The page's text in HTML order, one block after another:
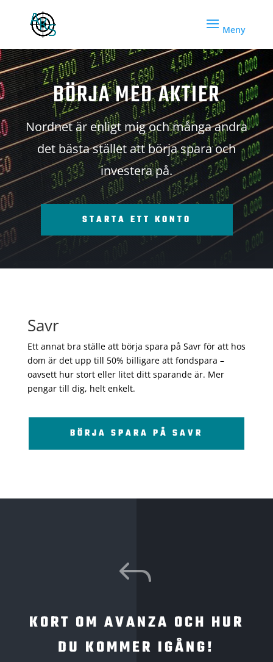
BÖRJA MED AKTIER
Nordnet är enligt mig och många andra
det bästa stället att börja spara och
investera på.
STARTA ETT KONTO
Savr
Ett annat bra ställe att börja spara på Savr för att hos
dom är det upp till 50% billigare att fondspara –
oavsett hur stort eller litet ditt sparande är. Mer
pengar till dig, helt enkelt.
BÖRJA SPARA PÅ SAVR
J
KORT OM AVANZA OCH HUR
DU KOMMER IGÅNG!